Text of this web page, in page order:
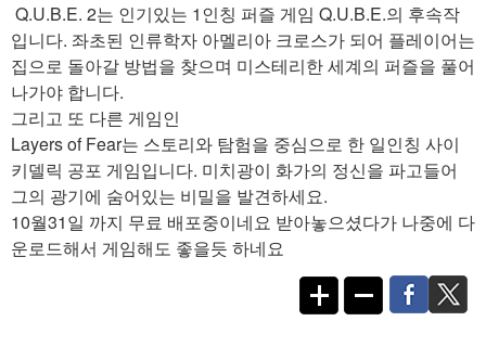
Q.U.B.E. 2는 인기있는 1인칭 퍼즐 게임 Q.U.B.E.의 후속작
입니다. 좌초된 인류학자 아멜리아 크로스가 되어 플레이어는
집으로 돌아갈 방법을 찾으며 미스테리한 세계의 퍼즐을 풀어
나가야 합니다.
그리고 또 다른 게임인
Layers of Fear는 스토리와 탐험을 중심으로 한 일인칭 사이
키델릭 공포 게임입니다. 미치광이 화가의 정신을 파고들어
그의 광기에 숨어있는 비밀을 발견하세요.
10월31일 까지 무료 배포중이네요 받아놓으셨다가 나중에 다
운로드해서 게임해도 좋을듯 하네요